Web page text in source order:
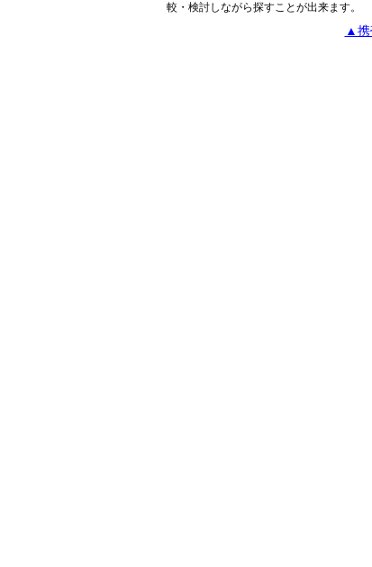
較・検討しながら探すことが出来ます。
▲携